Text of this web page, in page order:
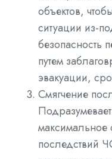
объектов,
ситуации из-
безопасность
путем
эвакуации,
Смягчение
последствий